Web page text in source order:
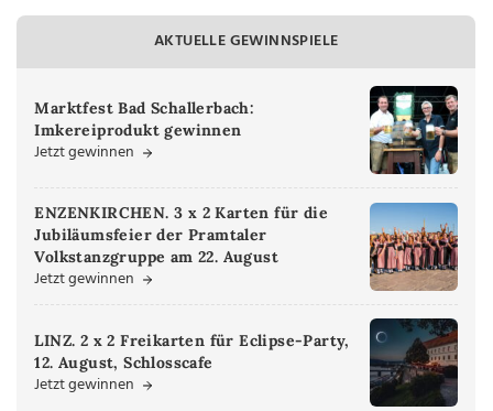
AKTUELLE GEWINNSPIELE
Marktfest Bad Schallerbach:
Imkereiprodukt gewinnen
Jetzt gewinnen
ENZENKIRCHEN. 3 x 2 Karten für die
Jubiläumsfeier der Pramtaler
Volkstanzgruppe am 22. August
Jetzt gewinnen
LINZ. 2 x 2 Freikarten für Eclipse-Party,
12. August, Schlosscafe
Jetzt gewinnen